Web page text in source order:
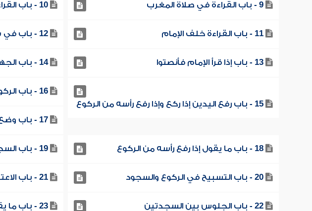
9 - باب القراءة في صلاة المغرب 10 - باب القراءة في صلاة العشاء
11 - باب القراءة خلف الإمام 12 - باب في سكتتي الإمام
13 - باب إذا قرأ الإمام فأنصتوا 14 - باب الجهر بآمين
15 - باب رفع اليدين إذا ركع وإذا رفع رأسه من الركوع
16 - باب الركوع في الصلاة
17 - باب وضع اليدين على الركبتين
18 - باب ما يقول إذا رفع رأسه من الركوع 19 - باب السجود
20 - باب التسبيح في الركوع والسجود 21 - باب الاعتدال في السجود
22 - باب الجلوس بين السجدتين 23 - باب ما يقول بين السجدتين